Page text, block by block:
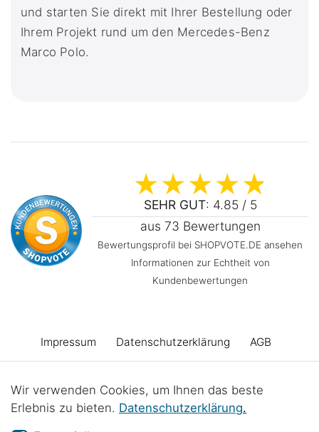
und starten Sie direkt mit Ihrer Bestellung oder
Ihrem Projekt rund um den Mercedes-Benz
Marco Polo.
SEHR GUT: 4.85 / 5
aus 73 Bewertungen
Bewertungsprofil bei SHOPVOTE.DE ansehen
Informationen zur Echtheit von
Kundenbewertungen
Impressum Daten­schutz­erklärung AGB
Barrierefreiheitserklärung Widerrufs­recht
Wir verwenden Cookies, um Ihnen das beste
Erlebnis zu bieten. Daten­schutz­erklärung.